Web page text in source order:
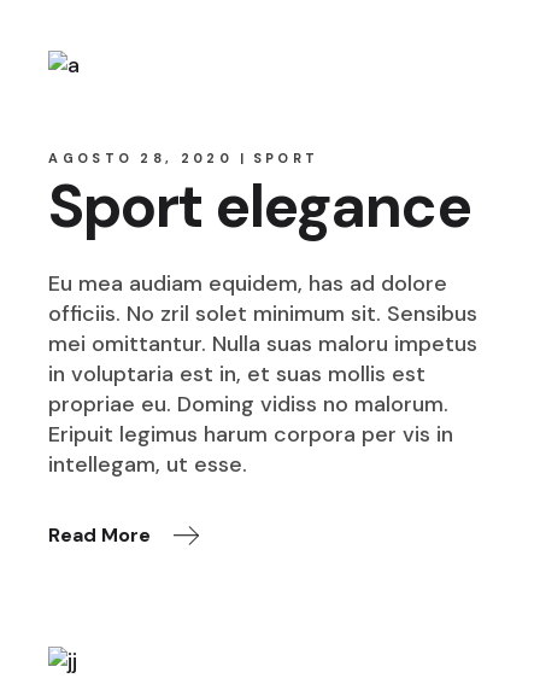
AGOSTO 28, 2020 SPORT
Sport elegance
Eu mea audiam equidem, has ad dolore
officiis. No zril solet minimum sit. Sensibus
mei omittantur. Nulla suas maloru impetus
in voluptaria est in, et suas mollis est
propriae eu. Doming vidiss no malorum.
Eripuit legimus harum corpora per vis in
intellegam, ut esse.
Read More